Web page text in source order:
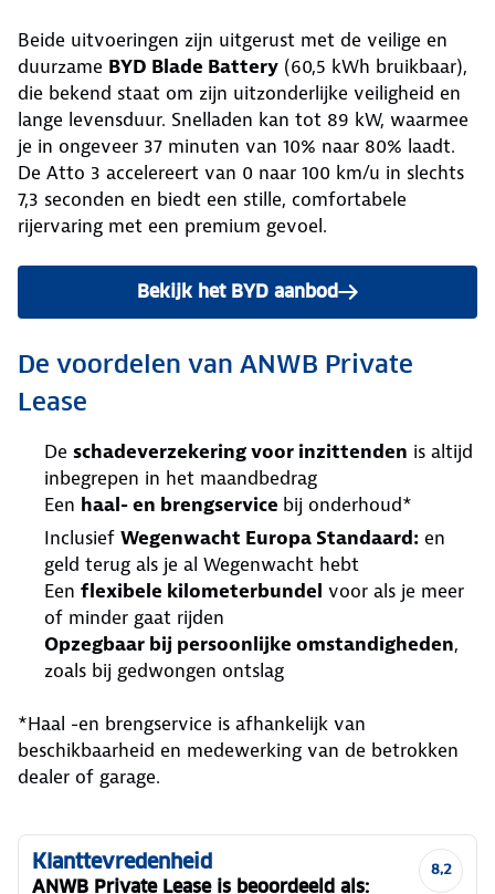
Beide uitvoeringen zijn uitgerust met de veilige en
duurzame BYD Blade Battery (60,5 kWh bruikbaar),
die bekend staat om zijn uitzonderlijke veiligheid en
lange levensduur. Snelladen kan tot 89 kW, waarmee
je in ongeveer 37 minuten van 10% naar 80% laadt.
De Atto 3 accelereert van 0 naar 100 km/u in slechts
7,3 seconden en biedt een stille, comfortabele
rijervaring met een premium gevoel.
Bekijk het BYD aanbod
De voordelen van ANWB Private
Lease
De schadeverzekering voor inzittenden is altijd
inbegrepen in het maandbedrag
Een haal- en brengservice bij onderhoud*
Inclusief Wegenwacht Europa Standaard: en
geld terug als je al Wegenwacht hebt
Een flexibele kilometerbundel voor als je meer
of minder gaat rijden
Opzegbaar bij persoonlijke omstandigheden,
zoals bij gedwongen ontslag
*Haal -en brengservice is afhankelijk van
beschikbaarheid en medewerking van de betrokken
dealer of garage.
8,2
Klanttevredenheid
ANWB Private Lease is beoordeeld als: